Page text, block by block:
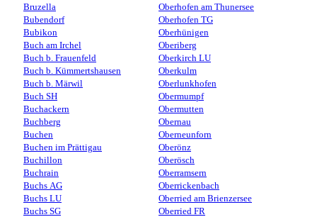
Bruzella
Bubendorf
Bubikon
Buch am Irchel
Buch b. Frauenfeld
Buch b. Kümmertshausen
Buch b. Märwil
Buch SH
Buchackern
Buchberg
Buchen
Buchen im Prättigau
Buchillon
Buchrain
Buchs AG
Buchs LU
Buchs SG
Oberhofen am Thunersee
Oberhofen TG
Oberhünigen
Oberiberg
Oberkirch LU
Oberkulm
Oberlunkhofen
Obermumpf
Obermutten
Obernau
Oberneunforn
Oberönz
Oberösch
Oberramsern
Oberrickenbach
Oberried am Brienzersee
Oberried FR